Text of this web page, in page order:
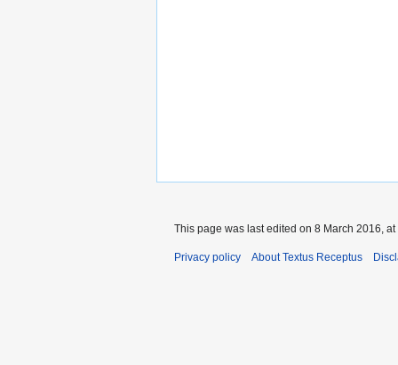
This page was last edited on 8 March 2016, at
Privacy policy About Textus Receptus